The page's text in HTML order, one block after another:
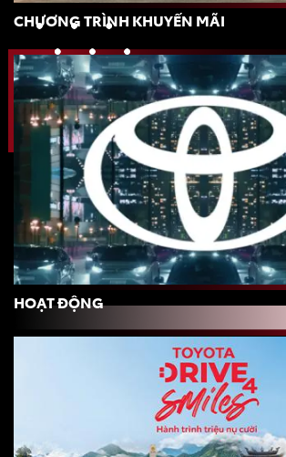
CHƯƠNG TRÌNH KHUYẾN MÃI
HOẠT ĐỘNG